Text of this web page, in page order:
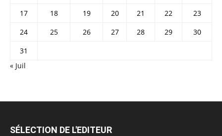
17
18 19 20 21 22
23
24
25 26 27 28 29
30
31
« Juil
SÉLECTION DE L'EDITEUR